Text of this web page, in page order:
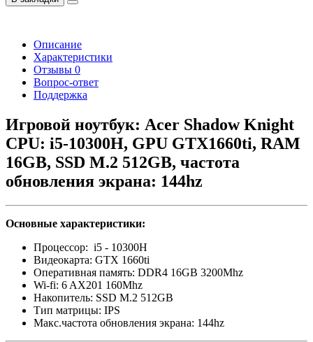
Описание
Характеристики
Отзывы 0
Вопрос-ответ
Поддержка
Игровой ноутбук: Acer Shadow Knight
CPU: i5-10300H, GPU GTX1660ti, RAM
16GB, SSD M.2 512GB, частота
обновления экрана: 144hz
Основные характеристики:
Процессор: i5 - 10300H
Видеокарта: GTX 1660ti
Оперативная память: DDR4 16GB 3200Mhz
Wi-fi: 6 AX201 160Mhz
Накопитель: SSD M.2 512GB
Тип матрицы: IPS
Макс.частота обновления экрана: 144hz